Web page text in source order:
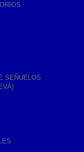
SEÑUELOS